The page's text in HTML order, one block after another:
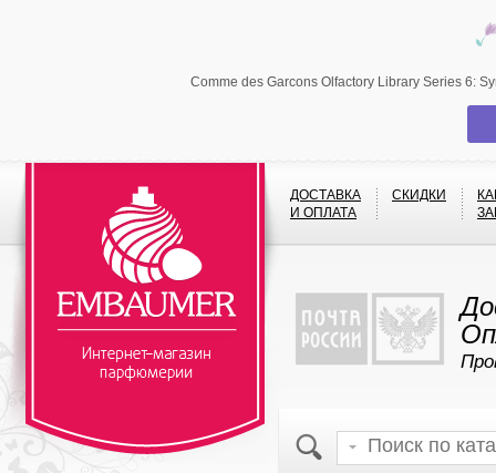
Comme des Garcons Olfactory Library Series 6:
ДОСТАВКА
И ОПЛАТА
СКИДКИ